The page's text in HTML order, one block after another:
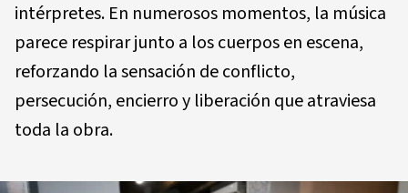
intérpretes. En numerosos momentos, la música
parece respirar junto a los cuerpos en escena,
reforzando la sensación de conflicto,
persecución, encierro y liberación que atraviesa
toda la obra.